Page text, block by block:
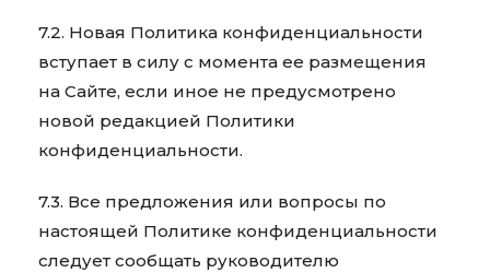
7.2. Новая Политика конфиденциальности
вступает в силу с момента ее размещения
на Сайте, если иное не предусмотрено
новой редакцией Политики
конфиденциальности.
7.3. Все предложения или вопросы по
настоящей Политике конфиденциальности
следует сообщать руководителю